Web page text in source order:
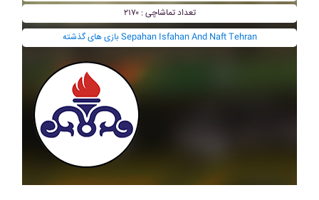
تعداد تماشاچی : ۲۱۷۰
بازی های گذشته Sepahan Isfahan And Naft Tehran